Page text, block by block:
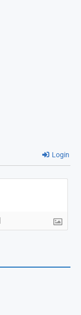
Login